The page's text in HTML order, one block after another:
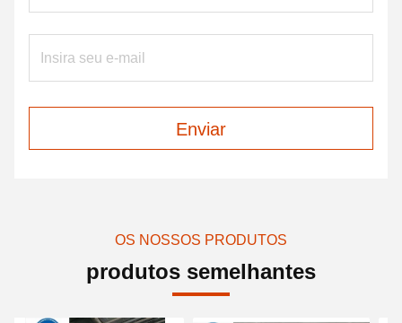
Enviar
OS NOSSOS PRODUTOS
produtos semelhantes